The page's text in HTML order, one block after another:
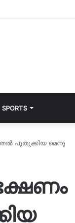
SPORTS
പുതുക്കിയ മെനു